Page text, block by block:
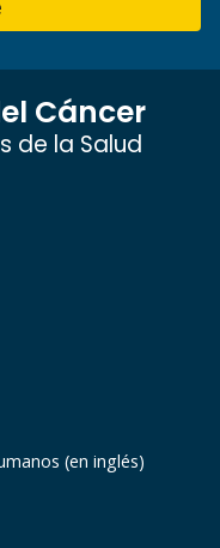
Cáncer
de la Salud
(en inglés)